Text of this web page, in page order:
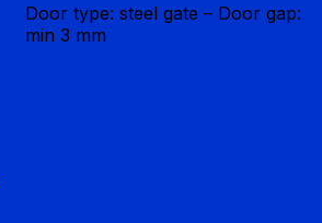
Door type: steel gate – Door gap:
min 3 mm